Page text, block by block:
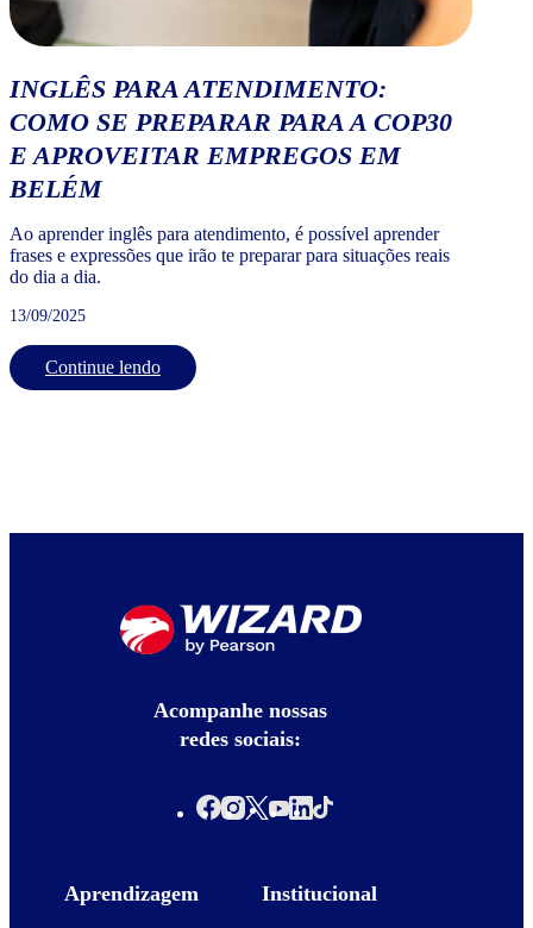
INGLÊS PARA ATENDIMENTO:
COMO SE PREPARAR PARA A COP30
E APROVEITAR EMPREGOS EM
BELÉM
Ao aprender inglês para atendimento, é possível aprender
frases e expressões que irão te preparar para situações reais
do dia a dia.
13/09/2025
Continue lendo
Acompanhe nossas
redes sociais:
Aprendizagem Institucional